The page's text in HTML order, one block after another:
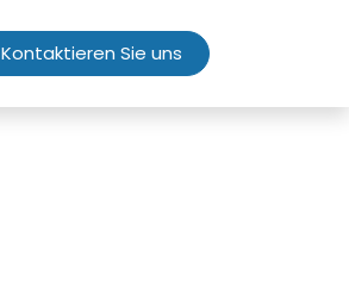
Kontaktieren Sie uns